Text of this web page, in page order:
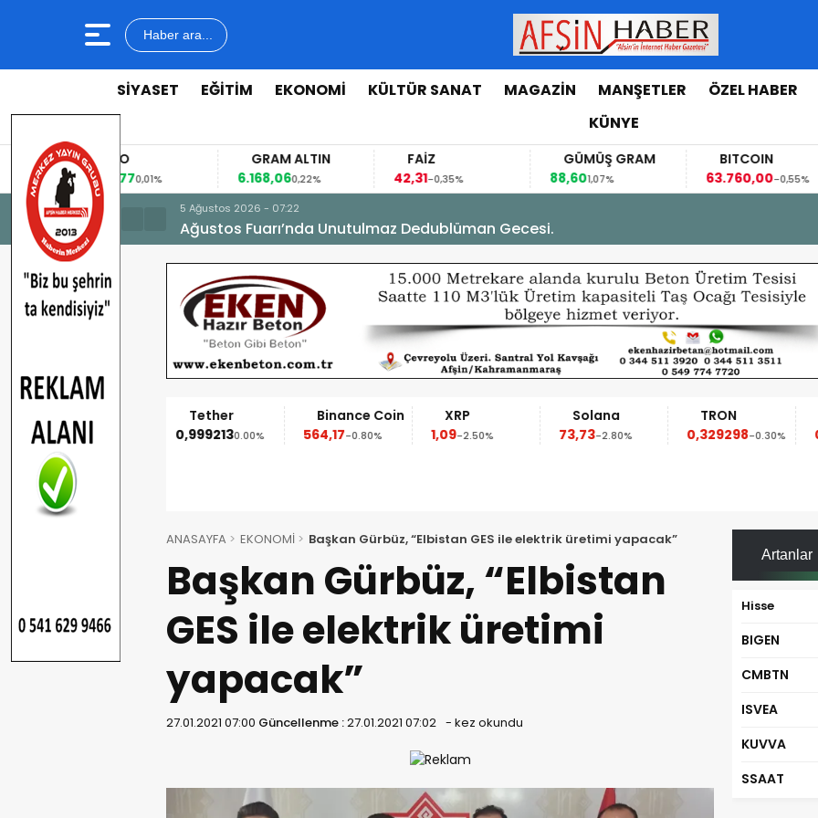
Haber ara...
SİYASET EĞİTİM EKONOMİ KÜLTÜR SANAT MAGAZİN MANŞETLER ÖZEL HABER
KÜNYE
EURO
53,84770,01%
GRAM ALTIN
6.168,060,22%
FAİZ
42,31-0,35%
GÜMÜŞ GRAM
88,601,07%
BITCOIN
63.760,00-0,55%
5 Ağustos 2026 - 07:22
Ağustos Fuarı’nda Unutulmaz Dedublüman Gecesi.
Ethereum
1.852,95
Tether
0,9992130.00%
Binance Coin
564,17-0.80%
XRP
1,09-2.50%
Solana
73,73-2.80%
TRON
0,329298-0.30%
ANASAYFA EKONOMİ Başkan Gürbüz, “Elbistan GES ile elektrik üretimi yapacak”
Başkan Gürbüz, “Elbistan
GES ile elektrik üretimi
yapacak”
27.01.2021 07:00 Güncellenme :27.01.2021 07:02 - kez okundu
Artanlar
Hisse
BIGEN
CMBTN
ISVEA
KUVVA
SSAAT